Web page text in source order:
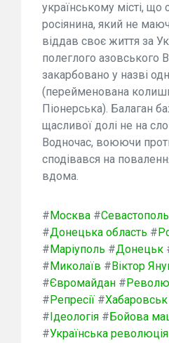
українському місті, що
росіянина, який не
віддав своє життя за
полеглого азовського
закарбовано у назві
(перейменована
Піонерська). Балаган
щасливої долі не на
Водночас, воюючи
сподівався на
вдома.
# Москва #Севастополь
#Донецька область #
# Маріуполь #Донецьк
# Миколаїв # Віктор
#Євромайдан #
# Репресії #Хабаровськ
# Ідеологія # Бойова
#Українська революція